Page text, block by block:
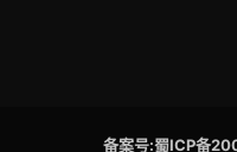
备案号:蜀ICP备